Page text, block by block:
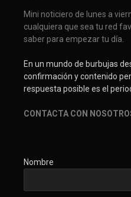
Mini noticiero de lunes a
cualquiera que sea tu red
saber para empezar tu día.
En un mundo de burbujas
confirmación y contenido
respuesta posible es el
CONTACTA CON
Nombre